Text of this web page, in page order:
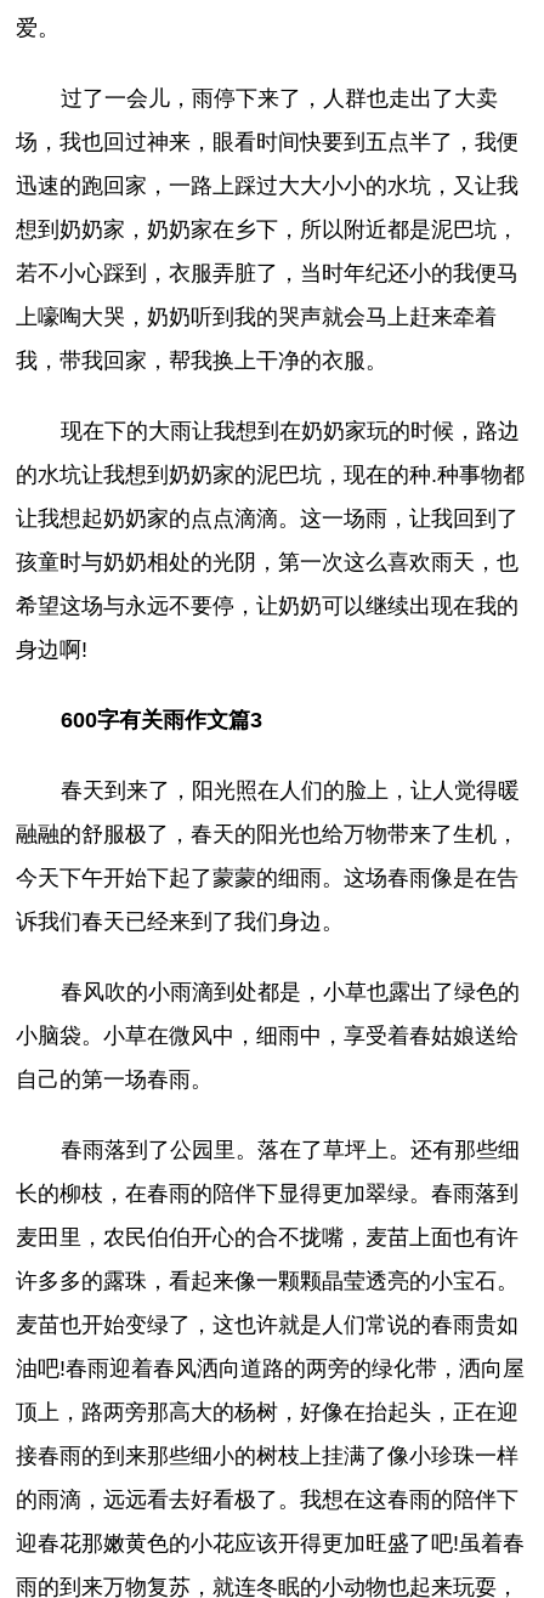
爱。
过了一会儿，雨停下来了，人群也走出了大卖
场，我也回过神来，眼看时间快要到五点半了，我便
迅速的跑回家，一路上踩过大大小小的水坑，又让我
想到奶奶家，奶奶家在乡下，所以附近都是泥巴坑，
若不小心踩到，衣服弄脏了，当时年纪还小的我便马
上嚎啕大哭，奶奶听到我的哭声就会马上赶来牵着
我，带我回家，帮我换上干净的衣服。
现在下的大雨让我想到在奶奶家玩的时候，路边
的水坑让我想到奶奶家的泥巴坑，现在的种.种事物都
让我想起奶奶家的点点滴滴。这一场雨，让我回到了
孩童时与奶奶相处的光阴，第一次这么喜欢雨天，也
希望这场与永远不要停，让奶奶可以继续出现在我的
身边啊!
600字有关雨作文篇3
春天到来了，阳光照在人们的脸上，让人觉得暖
融融的舒服极了，春天的阳光也给万物带来了生机，
今天下午开始下起了蒙蒙的细雨。这场春雨像是在告
诉我们春天已经来到了我们身边。
春风吹的小雨滴到处都是，小草也露出了绿色的
小脑袋。小草在微风中，细雨中，享受着春姑娘送给
自己的第一场春雨。
春雨落到了公园里。落在了草坪上。还有那些细
长的柳枝，在春雨的陪伴下显得更加翠绿。春雨落到
麦田里，农民伯伯开心的合不拢嘴，麦苗上面也有许
许多多的露珠，看起来像一颗颗晶莹透亮的小宝石。
麦苗也开始变绿了，这也许就是人们常说的春雨贵如
油吧!春雨迎着春风洒向道路的两旁的绿化带，洒向屋
顶上，路两旁那高大的杨树，好像在抬起头，正在迎
接春雨的到来那些细小的树枝上挂满了像小珍珠一样
的雨滴，远远看去好看极了。我想在这春雨的陪伴下
迎春花那嫩黄色的小花应该开得更加旺盛了吧!虽着春
雨的到来万物复苏，就连冬眠的小动物也起来玩耍，